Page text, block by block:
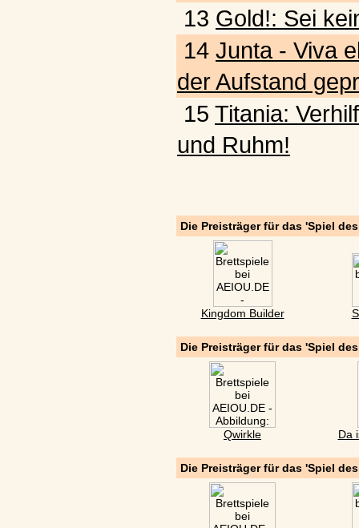
13 Gold!: Sei
14 Junta - Viva
der Aufstand
15 Titania:
und Ruhm!
Die Preisträger für das 'Spiel
Kingdom Builder
Die Preisträger für das 'Spiel
Qwirkle Da
Die Preisträger für das 'Spiel